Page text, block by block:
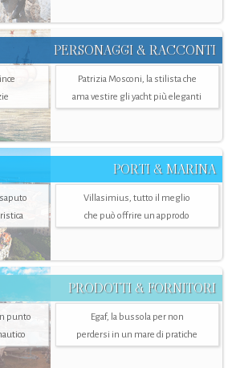
PERSONAGGI & RACCONTI
Patrizia Mosconi, la stilista che
ama vestire gli yacht più eleganti
PORTI & MARINA
Villasimius, tutto il meglio
che può offrire un approdo
PRODOTTI & FORNITORI
punto
Egaf, la bussola per non
perdersi in un mare di pratiche